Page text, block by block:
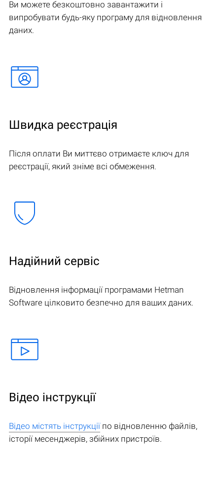
Ви можете безкоштовно завантажити і
випробувати будь-яку програму для відновлення
даних.
Швидка реєстрація
Після оплати Ви миттєво отримаєте ключ для
реєстрації, який зніме всі обмеження.
Надійний сервіс
Відновлення інформації програмами Hetman
Software цілковито безпечно для ваших даних.
Відео інструкції
Відео містять інструкціїпо відновленню файлів,
історії месенджерів, збійних пристроїв.